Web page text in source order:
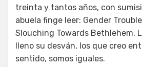
treinta y tantos años, con
abuela finge leer: Gender
Slouching Towards Bethlehem.
lleno su desván, los que creo
sentido, somos iguales.